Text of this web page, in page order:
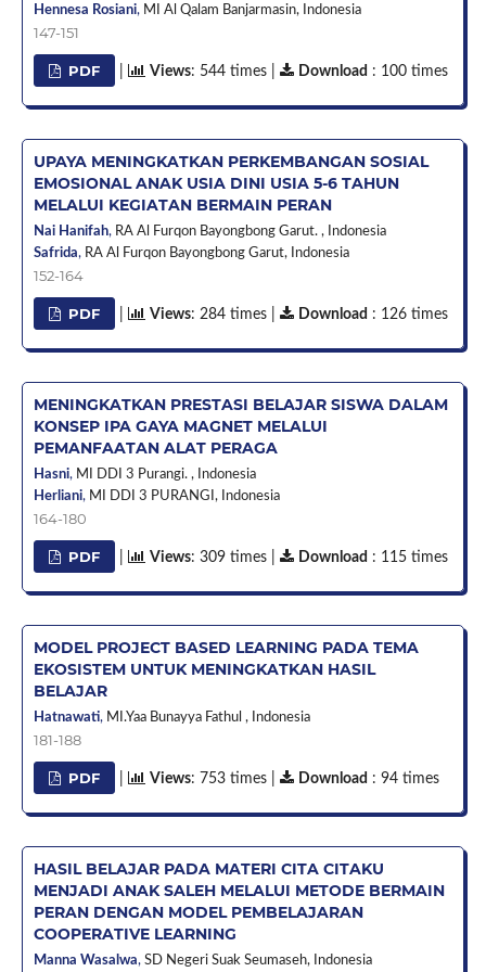
Hennesa Rosiani, MI Al Qalam Banjarmasin, Indonesia
147-151
PDF Views: 544 times | Download : 100 times
UPAYA MENINGKATKAN PERKEMBANGAN SOSIAL
EMOSIONAL ANAK USIA DINI USIA 5-6 TAHUN
MELALUI KEGIATAN BERMAIN PERAN
Nai Hanifah, RA Al Furqon Bayongbong Garut. ,
Indonesia
Safrida, RA Al Furqon Bayongbong Garut, Indonesia
152-164
PDF Views: 284 times | Download : 126 times
MENINGKATKAN PRESTASI BELAJAR SISWA DALAM
KONSEP IPA GAYA MAGNET MELALUI
PEMANFAATAN ALAT PERAGA
Hasni, MI DDI 3 Purangi. ,
Indonesia
Herliani, MI DDI 3 PURANGI, Indonesia
164-180
PDF Views: 309 times | Download : 115 times
MODEL PROJECT BASED LEARNING PADA TEMA
EKOSISTEM UNTUK MENINGKATKAN HASIL
BELAJAR
Hatnawati, MI.Yaa Bunayya Fathul , Indonesia
181-188
PDF Views: 753 times | Download : 94 times
HASIL BELAJAR PADA MATERI CITA CITAKU
MENJADI ANAK SALEH MELALUI METODE BERMAIN
PERAN DENGAN MODEL PEMBELAJARAN
COOPERATIVE LEARNING
Manna Wasalwa, SD Negeri Suak Seumaseh, Indonesia